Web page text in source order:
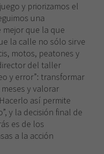
y priorizamos el
una
que la que
la calle no sólo sirve
motos, peatones y
del taller
y error”: transformar
y valorar
así permite
y la decisión final de
es de los
a la acción